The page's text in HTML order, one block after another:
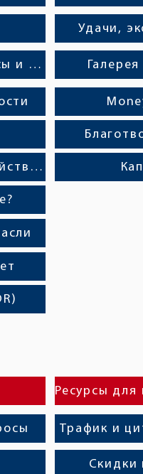
Удачи,
Совет водителей, вопросы и ответы
Водительский совет в действии
Трафик и
Скидки